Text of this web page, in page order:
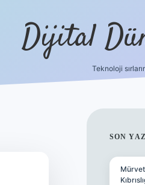
Dijital
Teknoloji
SON
Mürvet